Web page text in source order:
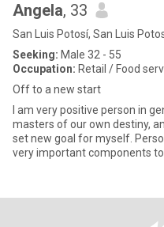
Angela, 33
San Luis Potosí, San Luis
Seeking: Male 32 - 55
Occupation: Retail / Food
Off to a new start
I am very positive person in
masters of our own destiny,
set new goal for myself.
very important components